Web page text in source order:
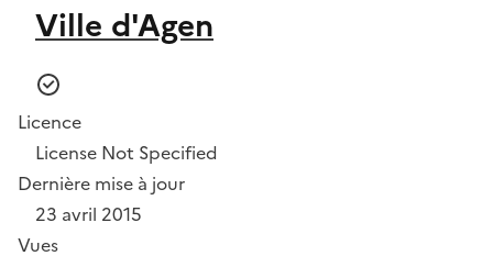
Ville d'Agen
Licence
License Not Specified
Dernière mise à jour
23 avril 2015
Vues